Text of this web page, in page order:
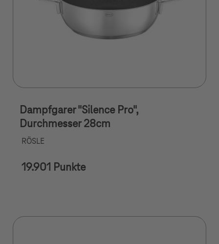
Dampfgarer "Silence Pro",
Durchmesser 28cm
RÖSLE
19.901 Punkte